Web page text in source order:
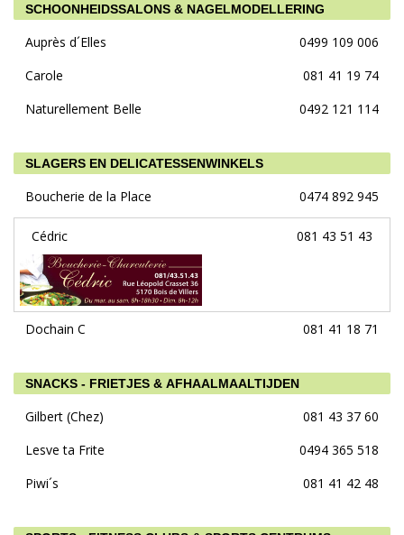
SCHOONHEIDSSALONS & NAGELMODELLERING
Auprès d´Elles
0499 109 006
Carole
081 41 19 74
Naturellement Belle
0492 121 114
SLAGERS EN DELICATESSENWINKELS
Boucherie de la Place 0474 892 945
Cédric 081 43 51 43
Dochain C 081 41 18 71
SNACKS - FRIETJES & AFHAALMAALTIJDEN
Gilbert (Chez)
081 43 37 60
Lesve ta Frite
0494 365 518
Piwi´s
081 41 42 48